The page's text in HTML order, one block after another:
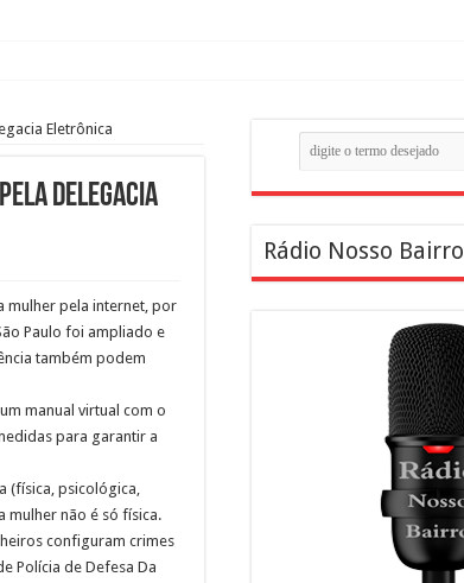
Eletrônica
Delegacia
mulher pela internet, por
Paulo foi ampliado e
também podem
manual virtual com o
para garantir a
(física, psicológica,
mulher não é só física.
configuram crimes
Polícia de Defesa Da
Pesquisar
Rádio Nosso Bairro